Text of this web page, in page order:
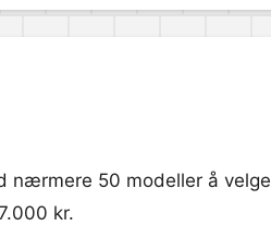
nærmere 50 modeller å velge
kr.